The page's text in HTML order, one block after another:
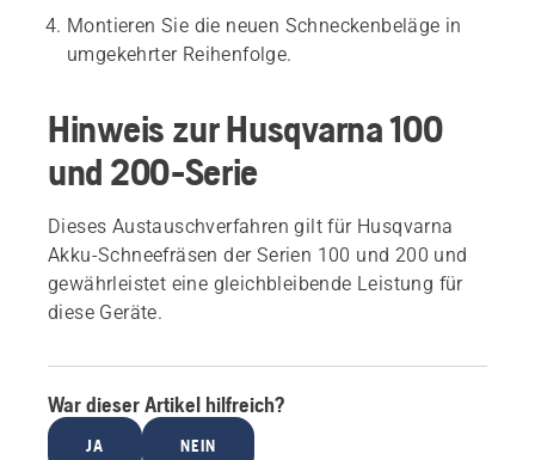
Montieren Sie die neuen Schneckenbeläge in
umgekehrter Reihenfolge.
Hinweis zur Husqvarna 100
und 200-Serie
Dieses Austauschverfahren gilt für Husqvarna
Akku-Schneefräsen der Serien 100 und 200 und
gewährleistet eine gleichbleibende Leistung für
diese Geräte.
War dieser Artikel hilfreich?
JA NEIN